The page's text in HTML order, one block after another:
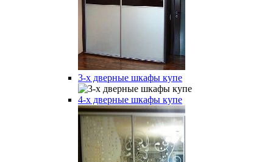
3-х дверные шкафы купе
4-х дверные шкафы купе